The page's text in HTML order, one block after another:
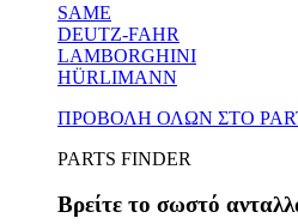
SAME
DEUTZ-FAHR
LAMBORGHINI
HÜRLIMANN
ΠΡΟΒΟΛΗ ΟΛΩΝ ΣΤΟ
PARTS FINDER
Βρείτε το σωστό